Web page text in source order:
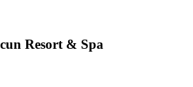
Resort & Spa